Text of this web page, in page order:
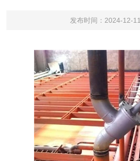
发布时间：2024-12-11